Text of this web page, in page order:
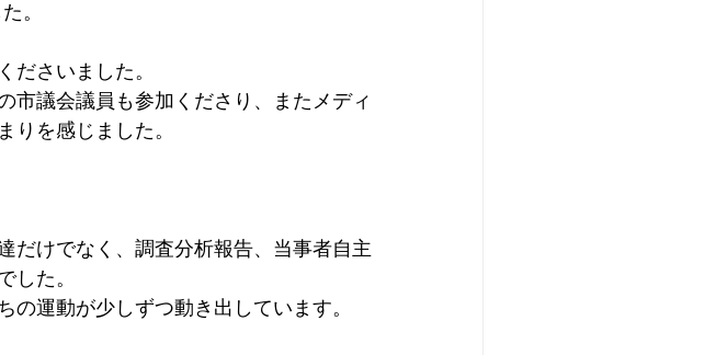
。
ださいました。
市議会議員も参加くださり、またメディ
りを感じました。
だけでなく、調査分析報告、当事者自主
した。
の運動が少しずつ動き出しています。